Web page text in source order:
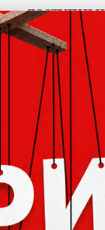
попался;
Опубликовано
02.07.2026
Ползиков
Вера Чиркова
Нестерова
Максим
Антонов, Олег
Сергей Каюров
Мы
аналитики